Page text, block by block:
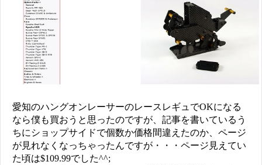
愛知のハングオンレーサーのレースレギュでOKになる
なら僕も買おうと思ったのですが、記事を書いているう
ちにショップサイドで個数か価格間違えたのか、ページ
が見れなくなっちゃったんですが・・・ページ見えてい
た頃は$109.99でした^^;